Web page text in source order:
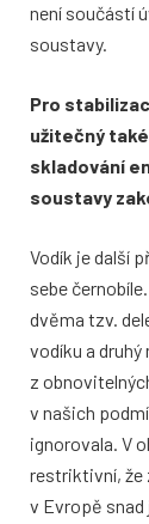
není součástí
soustavy.
Pro
užitečný
skladování
soustavy
Vodík je další
sebe
dvěma tzv.
vodíku a druhý
z
v našich
ignorovala. V
restriktivní, že
v Evropě snad